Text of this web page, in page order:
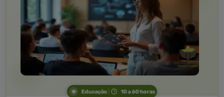
Educação 10 a 60 horas